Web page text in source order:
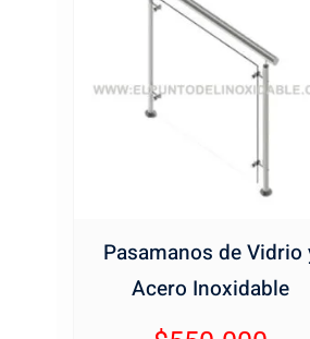
Pasamanos de Vidrio
Acero Inoxidable